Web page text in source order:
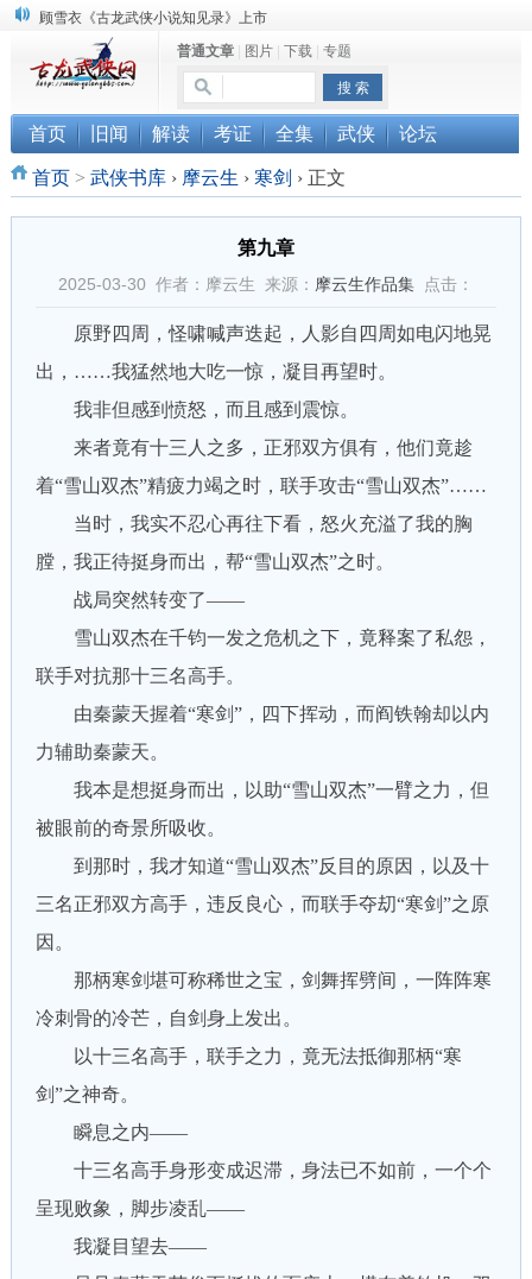
“武侠书库”查缺补漏活动圆满结束
《古龙小说原貌探究》修订版已上市
顾雪衣《古龙武侠小说知见录》上市
普通文章| 图片| 下载| 专题
首页 旧闻 解读 考证 全集 武侠 论坛
首页> 武侠书库 › 摩云生 › 寒剑 ›正文
第九章
2025-03-30 作者：摩云生 来源： 摩云生作品集点击：
原野四周，怪啸喊声迭起，人影自四周如电闪地晃
出，……我猛然地大吃一惊，凝目再望时。
我非但感到愤怒，而且感到震惊。
来者竟有十三人之多，正邪双方俱有，他们竟趁
着“雪山双杰”精疲力竭之时，联手攻击“雪山双杰”……
当时，我实不忍心再往下看，怒火充溢了我的胸
膛，我正待挺身而出，帮“雪山双杰”之时。
战局突然转变了——
雪山双杰在千钧一发之危机之下，竟释案了私怨，
联手对抗那十三名高手。
由秦蒙天握着“寒剑”，四下挥动，而阎铁翰却以内
力辅助秦蒙天。
我本是想挺身而出，以助“雪山双杰”一臂之力，但
被眼前的奇景所吸收。
到那时，我才知道“雪山双杰”反目的原因，以及十
三名正邪双方高手，违反良心，而联手夺刧“寒剑”之原
因。
那柄寒剑堪可称稀世之宝，剑舞挥劈间，一阵阵寒
冷刺骨的冷芒，自剑身上发出。
以十三名高手，联手之力，竟无法抵御那柄“寒
剑”之神奇。
瞬息之内——
十三名高手身形变成迟滞，身法已不如前，一个个
呈现败象，脚步凌乱——
我凝目望去——